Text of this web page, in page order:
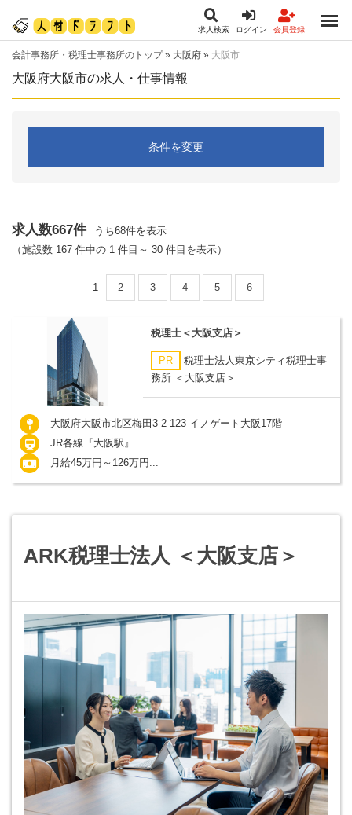
求人検索 ログイン 会員登録
会計事務所・税理士事務所のトップ» 大阪府 » 大阪市
大阪府大阪市の求人・仕事情報
条件を変更
求人数667件
うち68件を表示
（施設数 167 件中の 1 件目～ 30 件目を表示）
1 2 3 4 5 6
税理士＜大阪支店＞
PR
税理士法人東京シティ税理士事
務所 ＜大阪支店＞
大阪府大阪市北区梅田3-2-123 イノゲート大阪17階
JR各線『大阪駅』
月給45万円～126万円...
ARK税理士法人 ＜大阪支店＞